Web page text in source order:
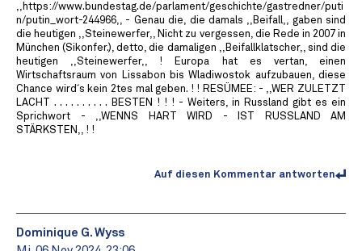
,,https://www.bundestag.de/parlament/geschichte/gastredner/puti
n/putin_wort-244966,, - Genau die, die damals ,,Beifall,, gaben sind
die heutigen ,,Steinewerfer,, Nicht zu vergessen, die Rede in 2007 in
München (Sikonfer.), detto, die damaligen ,,Beifallklatscher,, sind die
heutigen ,,Steinewerfer,, ! Europa hat es vertan, einen
Wirtschaftsraum von Lissabon bis Wladiwostok aufzubauen, diese
Chance wird´s kein 2tes mal geben. ! ! RESÜMEE: - ,,WER ZULETZT
LACHT . . . . . . . . . . BESTEN ! ! ! - Weiters, in Russland gibt es ein
Sprichwort - ,,WENNS HART WIRD - IST RUSSLAND AM
STÄRKSTEN,, ! !
Auf diesen Kommentar antworten
Dominique G. Wyss